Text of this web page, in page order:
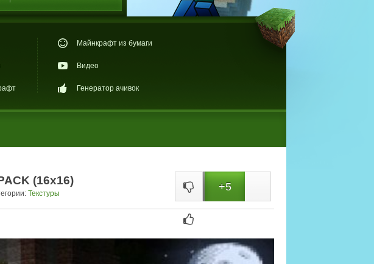
Майнкрафт из бумаги
Видео
Генератор ачивок
(16х16)
Текстуры
+5